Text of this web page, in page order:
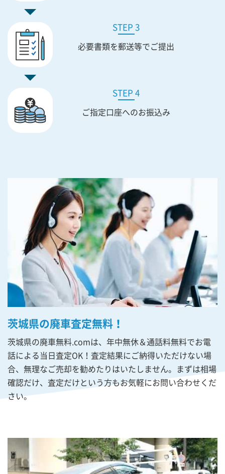
STEP 3
必要書類を郵送等でご提出
STEP 4
ご指定口座へのお振込み
茨城県の廃車査定無料！
茨城県の廃車無料.comは、年中無休＆通話料無料でお電
話による当日査定OK！査定結果にご納得いただけない場
合、無理なご売却を勧めたりはいたしません。まずは相場
確認だけ、査定だけという方もお気軽にお問い合わせくだ
さい。